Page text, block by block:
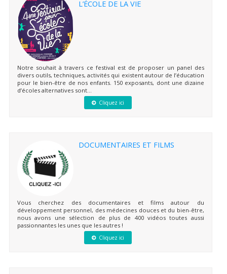
L’ÉCOLE DE LA VIE
Notre souhait à travers ce festival est de proposer un panel des
divers outils, techniques, activités qui existent autour de l’éducation
pour le bien-être de nos enfants. 150 exposants, dont une dizaine
d’écoles alternatives sont...
Cliquez ici
DOCUMENTAIRES ET FILMS
Vous cherchez des documentaires et films autour du
développement personnel, des médecines douces et du bien-être,
nous avons une sélection de plus de 400 vidéos toutes aussi
passionnantes les unes que les autres !
Cliquez ici